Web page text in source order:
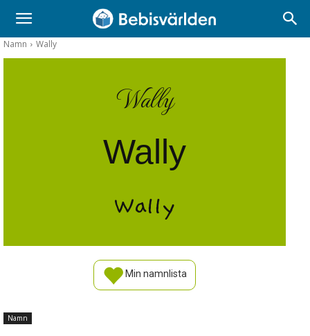
Namn Wally
Wally
Wally
Wally
Min namnlista
Namn